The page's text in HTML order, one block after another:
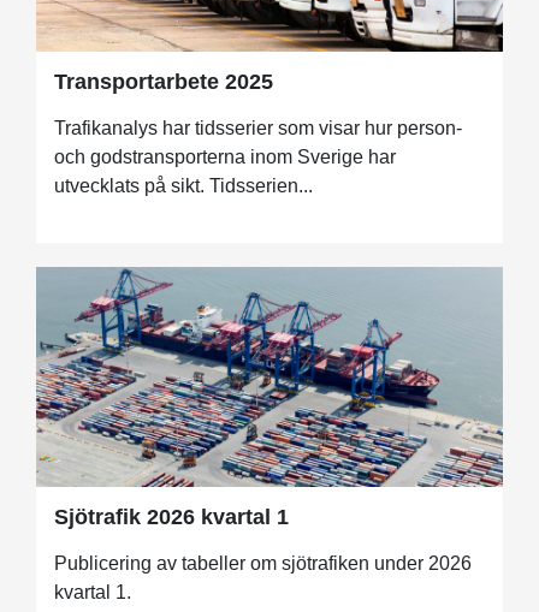
Transportarbete 2025
Trafikanalys har tidsserier som visar hur person-
och godstransporterna inom Sverige har
utvecklats på sikt. Tidsserien...
Sjötrafik 2026 kvartal 1
Publicering av tabeller om sjötrafiken under 2026
kvartal 1.